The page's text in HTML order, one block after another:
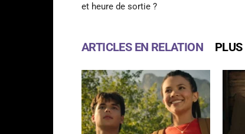
et heure de sortie ?
ARTICLES EN RELATION PLUS